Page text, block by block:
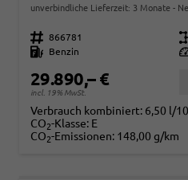
unverbindliche Lieferzeit: 3 Monate
Fahrzeugnr. 866781
Kraftstoff
Benzin
29.890,– €
incl. 19% MwSt.
Verbrauch kombiniert: 6,50 l/
CO2-Klasse: E
CO2-Emissionen: 148,00 g/km